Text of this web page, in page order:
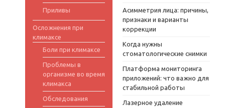
Приливы
Осложнения при
климаксе
Боли при климаксе
Проблемы в
организме во время
климакса
Обследования
Асимметрия лица: причины,
признаки и варианты
коррекции
Когда нужны
стоматологические снимки
Платформа мониторинга
приложений: что важно для
стабильной работы
Лазерное удаление